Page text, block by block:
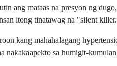
ang mataas na presyon ng
itong tinatawag na "silent
kang mahahalagang
sa humigit-